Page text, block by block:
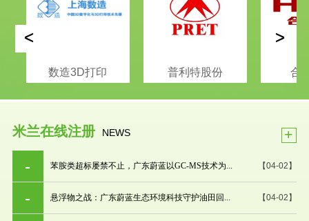
数造3D打印 普利特股份 合
< >
米兰在线注册 NEWS +
【04-02】
苯胺类超标屡禁不止，广东蔚蓝以GC-MS技术为...
【04-02】
悬浮物之战：广东蔚蓝生态环境科技守护油田回...